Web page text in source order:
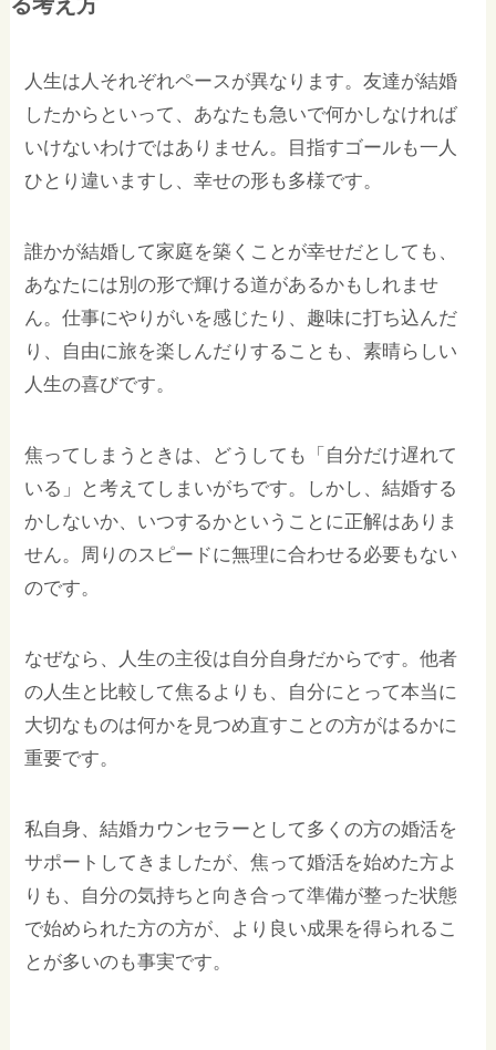
人生は人それぞれペースが異なります。友達が結婚
したからといって、あなたも急いで何かしなければ
いけないわけではありません。目指すゴールも一人
ひとり違いますし、幸せの形も多様です。
誰かが結婚して家庭を築くことが幸せだとしても、
あなたには別の形で輝ける道があるかもしれませ
ん。仕事にやりがいを感じたり、趣味に打ち込んだ
り、自由に旅を楽しんだりすることも、素晴らしい
人生の喜びです。
焦ってしまうときは、どうしても「自分だけ遅れて
いる」と考えてしまいがちです。しかし、結婚する
かしないか、いつするかということに正解はありま
せん。周りのスピードに無理に合わせる必要もない
のです。
なぜなら、人生の主役は自分自身だからです。他者
の人生と比較して焦るよりも、自分にとって本当に
大切なものは何かを見つめ直すことの方がはるかに
重要です。
私自身、結婚カウンセラーとして多くの方の婚活を
サポートしてきましたが、焦って婚活を始めた方よ
りも、自分の気持ちと向き合って準備が整った状態
で始められた方の方が、より良い成果を得られるこ
とが多いのも事実です。